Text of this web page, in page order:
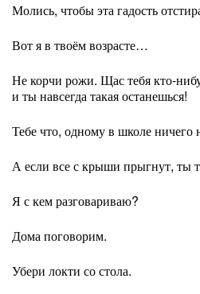
Молись, чтобы эта гадость
Вот я в твоём возрасте…
Не корчи рожи. Щас тебя кто-
и ты навсегда такая останешься!
Тебе что, одному в школе ничего
А если все с крыши прыгнут, ты
Я с кем разговариваю?
Дома поговорим.
Убери локти со стола.